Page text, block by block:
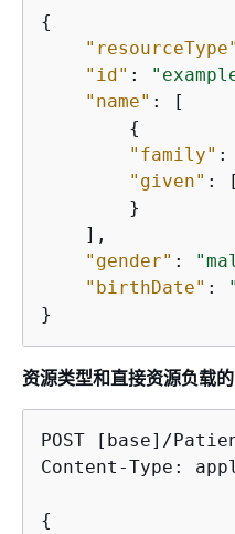
{
"resourceType"
"id" :
"name" : [
{
"family" :
"given" : [
        }
    ],
"gender" :
"birthDate" :
}
资源类型和直接资源负载
POST [base]/
Content-Type:
{